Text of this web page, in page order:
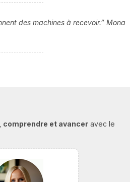
des machines à recevoir.” Mona
comprendre et avancer avec le